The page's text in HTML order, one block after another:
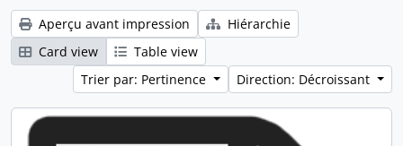
Aperçu avant impression
Hiérarchie
Card view
Table view
Trier par: Pertinence
Direction: Décroissant